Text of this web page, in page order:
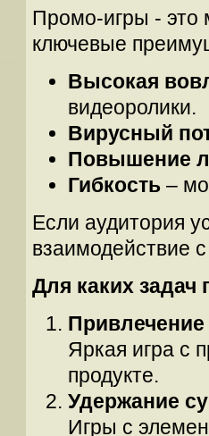
Промо-игры - это
ключевые
Высокая
видеоролики.
Вирусный
Повышение
Гибкость –
Если аудитория
взаимодействие
Для каких
Яркая игра с
продукте.
Удержание
Игры с